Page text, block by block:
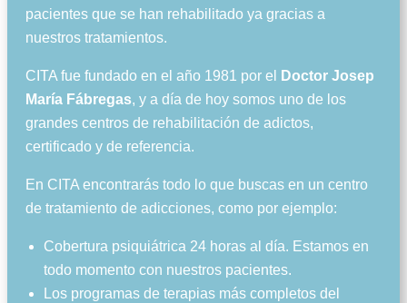
pacientes que se han rehabilitado ya gracias a
nuestros tratamientos.
CITA fue fundado en el año 1981 por el
Doctor Josep
María Fábregas, y a día de hoy somos uno de los
grandes centros de rehabilitación de adictos,
certificado y de referencia.
En CITA encontrarás todo lo que buscas en un centro
de tratamiento de adicciones, como por ejemplo:
Cobertura psiquiátrica 24 horas al día. Estamos en
todo momento con nuestros pacientes.
Los programas de terapias más completos del